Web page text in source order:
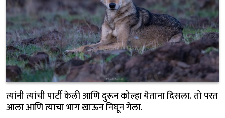
त्यांनी त्यांची पार्टी केली आणि दुरून कोल्हा येताना दिसला. तो परत
आला आणि त्याचा भाग खाऊन निघून गेला.